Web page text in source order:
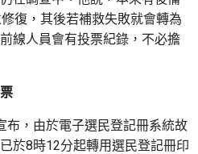
復，其後若補救失敗就會轉為
線人員會有投票紀錄，不必擔
布，由於電子選民登記冊系統故
於8時12分起轉用選民登記冊印